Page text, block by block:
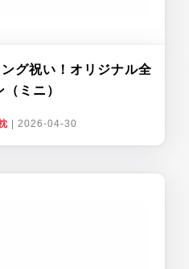
グ祝い！オリジナル全
ミニ）
2026-04-30